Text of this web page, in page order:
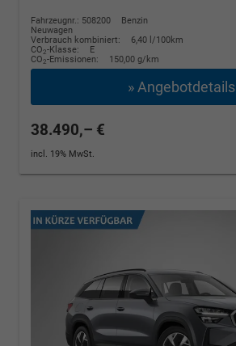
Fahrzeugnr.: 508200
Benzin
Neuwagen
Verbrauch kombiniert:
6,40 l/100km
CO2-Klasse:
E
CO2-Emissionen: 150,00 g/km
» Angebotdetails
38.490,– €
incl. 19% MwSt.